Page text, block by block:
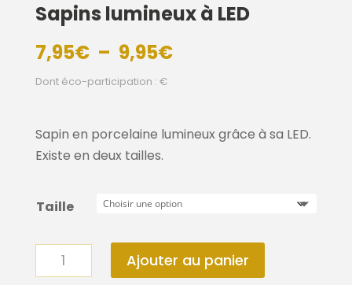
Sapins lumineux à LED
7,95€ – 9,95€Plage
à
Dont éco-participation : €
Sapin en porcelaine lumineux grâce à sa LED.
Existe en deux tailles.
Taille
quantité
de
Ajouter au panier